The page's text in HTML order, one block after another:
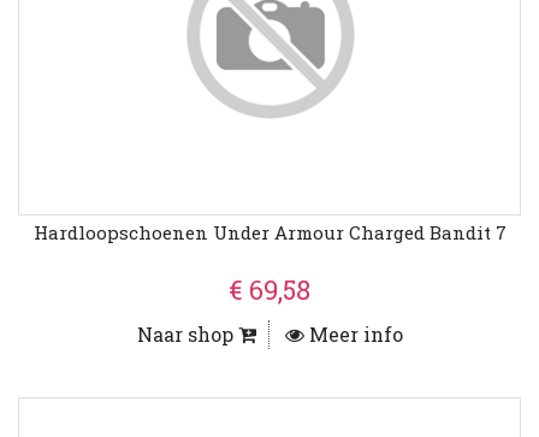
Hardloopschoenen Under Armour Charged Bandit 7
€ 69,58
Naar shop Meer info